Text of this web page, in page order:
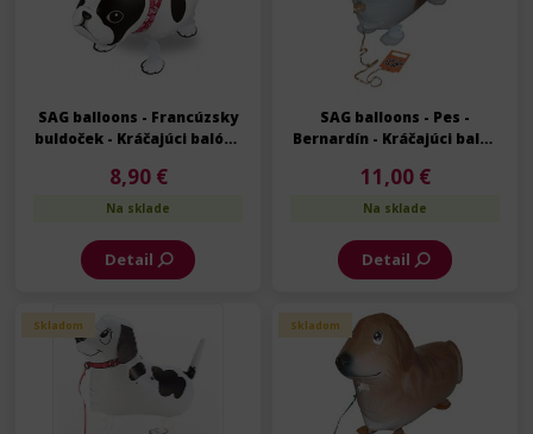
SAG balloons - Francúzsky
buldoček - Kráčajúci balón -
8,90 €
Na sklade
Detail
SAG balloons - Pes -
Bernardín - Kráčajúci balón
11,00 €
Na sklade
Detail
Skladom Skladom